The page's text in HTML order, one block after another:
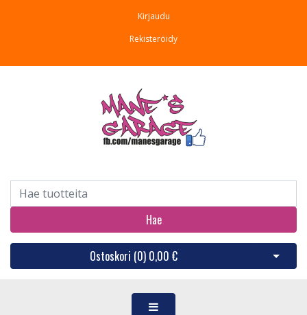
Kirjaudu
Rekisteröidy
Hae
Ostoskori (0) 0,00 € Avaa